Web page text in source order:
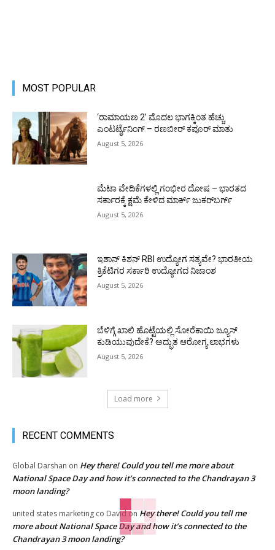
MOST POPULAR
‘ರಾಮಾಯಣ 2’ ಮೊದಲ ಭಾಗಕ್ಕಿಂತ ಹೆಚ್ಚು
ಎಂಟರ್ಟೈನಿಂಗ್ – ರಣಬೀರ್ ಕಪೂರ್ ಮಾತು
August 5, 2026
ಮೆಟಾ ವೇದಿಕೆಗಳಲ್ಲಿ ಗಂಭೀರ ದೋಷ – ಭಾರತದ
ಸರ್ಕಾರಕ್ಕೆ ಕ್ಷಮೆ ಕೇಳಿದ ಮಾರ್ಕ್ ಜುಕರ್‌ಬರ್ಗ್
August 5, 2026
ಇಶಾನ್ ಕಿಶನ್ RBI ಉದ್ಯೋಗ ಸತ್ಯವೇ? ಭಾರತೀಯ
ಕ್ರಿಕೆಟಿಗರ ಸರ್ಕಾರಿ ಉದ್ಯೋಗದ ನಿಜಾಂಶ
August 5, 2026
ಬೆಳಿಗ್ಗೆ ಖಾಲಿ ಹೊಟ್ಟೆಯಲ್ಲಿ ಸೋರೆಕಾಯಿ ಜ್ಯೂಸ್
ಕುಡಿಯುವುದೇಕೆ? ಅದ್ಭುತ ಆರೋಗ್ಯ ಲಾಭಗಳು
August 5, 2026
Load more
RECENT COMMENTS
Global Darshan on Hey there! Could you tell me more about
National Space Day and how it’s connected to the Chandrayan 3
moon landing?
united states marketing co DavidonHey there! Could you tell me
more about National Space Day and how it’s connected to the
Chandrayan 3 moon landing?